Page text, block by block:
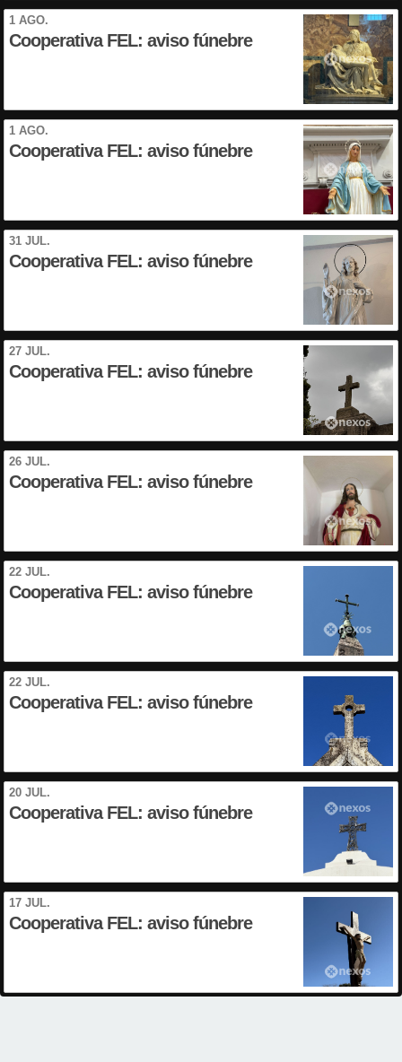
1 AGO.
Cooperativa FEL: aviso fúnebre
1 AGO.
Cooperativa FEL: aviso fúnebre
31 JUL.
Cooperativa FEL: aviso fúnebre
27 JUL.
Cooperativa FEL: aviso fúnebre
26 JUL.
Cooperativa FEL: aviso fúnebre
22 JUL.
Cooperativa FEL: aviso fúnebre
22 JUL.
Cooperativa FEL: aviso fúnebre
20 JUL.
Cooperativa FEL: aviso fúnebre
17 JUL.
Cooperativa FEL: aviso fúnebre